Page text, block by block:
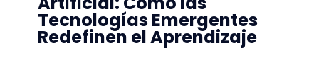
Tecnologías Emergentes
Redefinen el Aprendizaje